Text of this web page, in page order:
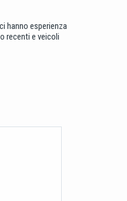
hanno esperienza
recenti e veicoli